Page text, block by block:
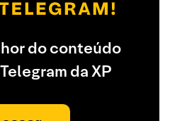
do conteúdo
da XP